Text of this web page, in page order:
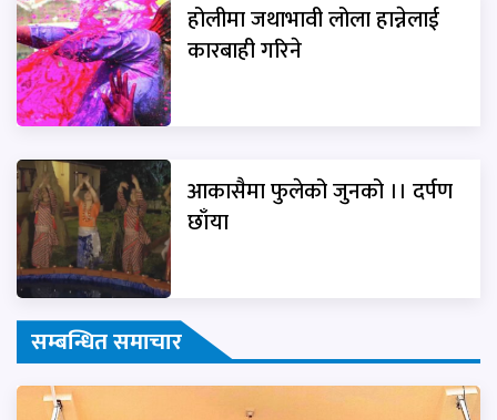
होलीमा जथाभावी लोला हान्नेलाई
कारबाही गरिने
आकासैमा फुलेको जुनको ।। दर्पण
छाँया
सम्बन्धित समाचार